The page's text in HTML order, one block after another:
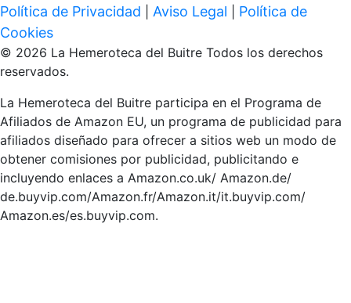
Política de Privacidad Aviso Legal
Política de
Cookies
© 2026 La Hemeroteca del Buitre Todos los derechos
reservados.
La Hemeroteca del Buitre participa en el Programa de
Afiliados de Amazon EU, un programa de publicidad para
afiliados diseñado para ofrecer a sitios web un modo de
obtener comisiones por publicidad, publicitando e
incluyendo enlaces a Amazon.co.uk/ Amazon.de/
de.buyvip.com/Amazon.fr/Amazon.it/it.buyvip.com/
Amazon.es/es.buyvip.com.